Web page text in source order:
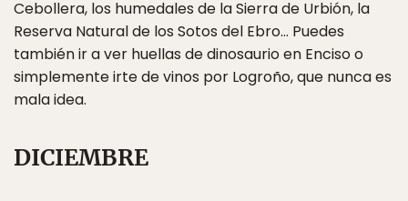
Cebollera, los humedales de la Sierra de Urbión, la
Reserva Natural de los Sotos del Ebro… Puedes
también ir a ver huellas de dinosaurio en Enciso o
simplemente irte de vinos por Logroño, que nunca es
mala idea.
DICIEMBRE